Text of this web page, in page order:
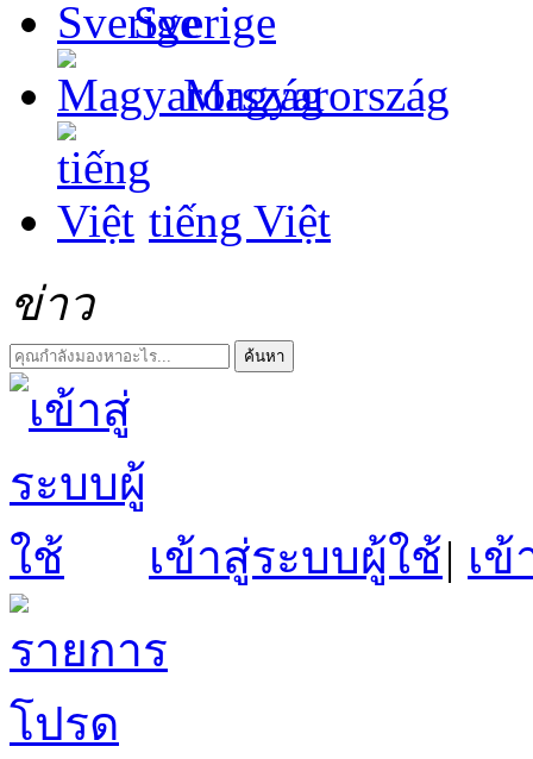
Sverige
Magyarország
tiếng Việt
ข่าว
ค้นหา
เข้าสู่ระบบผู้ใช้| เ